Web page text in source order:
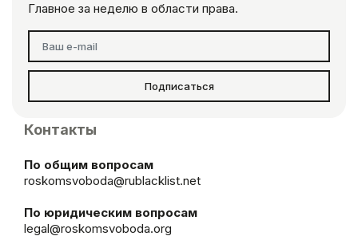
Главное за неделю в области права.
Подписаться
Контакты
По общим вопросам
roskomsvoboda@rublacklist.net
По юридическим вопросам
legal@roskomsvoboda.org